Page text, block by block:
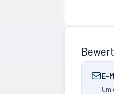
E-
Um